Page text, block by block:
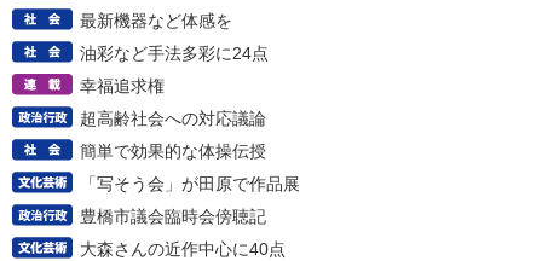
最新機器など体感を
油彩など手法多彩に24点
幸福追求権
超高齢社会への対応議論
簡単で効果的な体操伝授
「写そう会」が田原で作品展
豊橋市議会臨時会傍聴記
大森さんの近作中心に40点